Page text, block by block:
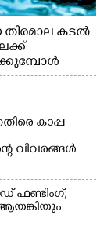
കടൽ
രീതിയിൽ
കാഴ്ച്ച
കാപ്പ
വിവരങ്ങൾ
ഫണ്ടിംഗ്;